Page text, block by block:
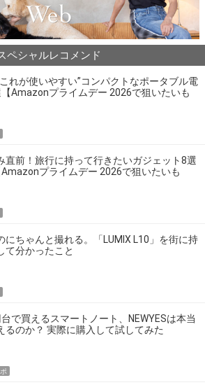
ペシャルレコメンド
れが使いやすい”コンパクトなポータブル電
Amazonプライムデー 2026で狙いたいも
直前！旅行に持って行きたいガジェット8選
Amazonプライムデー 2026で狙いたいも
にちゃんと撮れる。「LUMIX L10」を街に持
て分かったこと
で買えるスマートノート、NEWYESは本当
るのか？ 実際に購入して試してみた